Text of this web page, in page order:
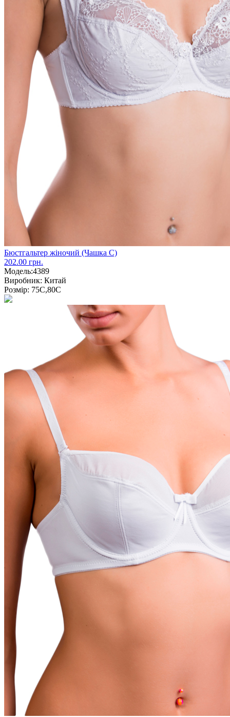
Бюстгальтер жіночий (Чашка С)
202.00 грн.
Модель:4389
Виробник: Китай
Розмір: 75С,80С